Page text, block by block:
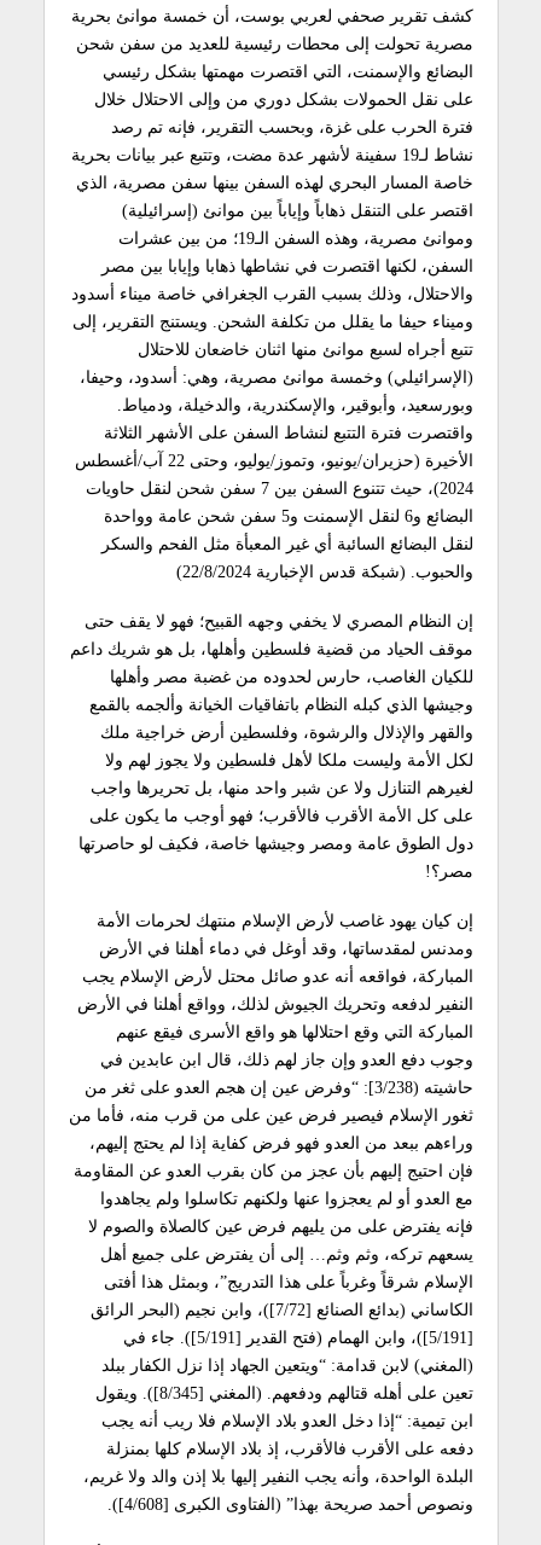
كشف تقرير صحفي لعربي بوست، أن خمسة موانئ بحرية
مصرية تحولت إلى محطات رئيسية للعديد من سفن شحن
البضائع والإسمنت، التي اقتصرت مهمتها بشكل رئيسي
على نقل الحمولات بشكل دوري من وإلى الاحتلال خلال
فترة الحرب على غزة، وبحسب التقرير، فإنه تم رصد
نشاط لـ19 سفينة لأشهر عدة مضت، وتتبع عبر بيانات بحرية
خاصة المسار البحري لهذه السفن بينها سفن مصرية، الذي
اقتصر على التنقل ذهاباً وإياباً بين موانئ (إسرائيلية)
وموانئ مصرية، وهذه السفن الـ19؛ من بين عشرات
السفن، لكنها اقتصرت في نشاطها ذهابا وإيابا بين مصر
والاحتلال، وذلك بسبب القرب الجغرافي خاصة ميناء أسدود
وميناء حيفا ما يقلل من تكلفة الشحن. ويستنج التقرير، إلى
تتبع أجراه لسبع موانئ منها اثنان خاضعان للاحتلال
(الإسرائيلي) وخمسة موانئ مصرية، وهي: أسدود، وحيفا،
وبورسعيد، وأبوقير، والإسكندرية، والدخيلة، ودمياط.
واقتصرت فترة التتبع لنشاط السفن على الأشهر الثلاثة
الأخيرة (حزيران/يونيو، وتموز/يوليو، وحتى 22 آب/أغسطس
2024)، حيث تتنوع السفن بين 7 سفن شحن لنقل حاويات
البضائع و6 لنقل الإسمنت و5 سفن شحن عامة وواحدة
لنقل البضائع السائبة أي غير المعبأة مثل الفحم والسكر
والحبوب. (شبكة قدس الإخبارية 22/8/2024)
إن النظام المصري لا يخفي وجهه القبيح؛ فهو لا يقف حتى
موقف الحياد من قضية فلسطين وأهلها، بل هو شريك داعم
للكيان الغاصب، حارس لحدوده من غضبة مصر وأهلها
وجيشها الذي كبله النظام باتفاقيات الخيانة وألجمه بالقمع
والقهر والإذلال والرشوة، وفلسطين أرض خراجية ملك
لكل الأمة وليست ملكا لأهل فلسطين ولا يجوز لهم ولا
لغيرهم التنازل ولا عن شبر واحد منها، بل تحريرها واجب
على كل الأمة الأقرب فالأقرب؛ فهو أوجب ما يكون على
دول الطوق عامة ومصر وجيشها خاصة، فكيف لو حاصرتها
مصر؟!
إن كيان يهود غاصب لأرض الإسلام منتهك لحرمات الأمة
ومدنس لمقدساتها، وقد أوغل في دماء أهلنا في الأرض
المباركة، فواقعه أنه عدو صائل محتل لأرض الإسلام يجب
النفير لدفعه وتحريك الجيوش لذلك، وواقع أهلنا في الأرض
المباركة التي وقع احتلالها هو واقع الأسرى فيقع عنهم
وجوب دفع العدو وإن جاز لهم ذلك، قال ابن عابدين في
حاشيته (3/238]: “وفرض عين إن هجم العدو على ثغر من
ثغور الإسلام فيصير فرض عين على من قرب منه، فأما من
وراءهم ببعد من العدو فهو فرض كفاية إذا لم يحتج إليهم،
فإن احتيج إليهم بأن عجز من كان بقرب العدو عن المقاومة
مع العدو أو لم يعجزوا عنها ولكنهم تكاسلوا ولم يجاهدوا
فإنه يفترض على من يليهم فرض عين كالصلاة والصوم لا
يسعهم تركه، وثم وثم… إلى أن يفترض على جميع أهل
الإسلام شرقاً وغرباً على هذا التدريج”، وبمثل هذا أفتى
الكاساني (بدائع الصنائع [7/72])، وابن نجيم (البحر الرائق
[5/191])، وابن الهمام (فتح القدير [5/191]). جاء في
(المغني) لابن قدامة: “ويتعين الجهاد إذا نزل الكفار ببلد
تعين على أهله قتالهم ودفعهم. (المغني [8/345]). ويقول
ابن تيمية: “إذا دخل العدو بلاد الإسلام فلا ريب أنه يجب
دفعه على الأقرب فالأقرب، إذ بلاد الإسلام كلها بمنزلة
البلدة الواحدة، وأنه يجب النفير إليها بلا إذن والد ولا غريم،
ونصوص أحمد صريحة بهذا” (الفتاوى الكبرى [4/608]).